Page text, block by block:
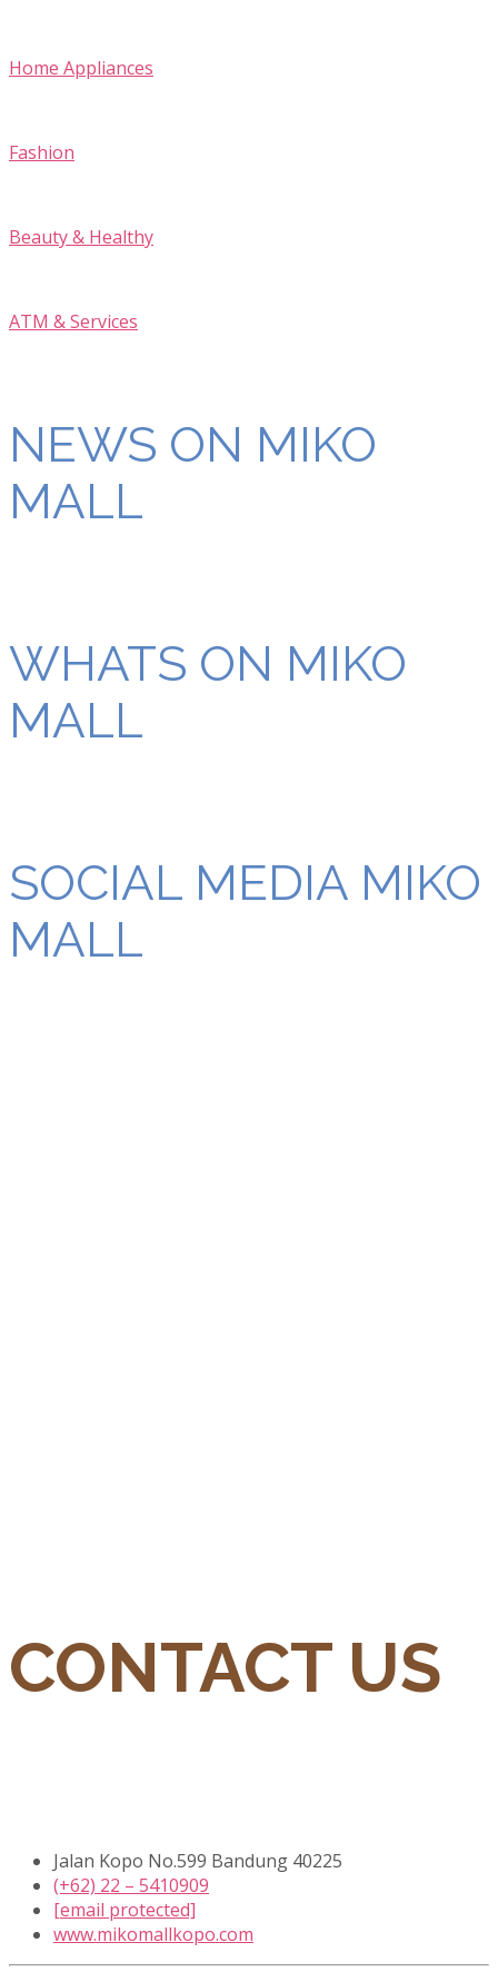
Home Appliances
Fashion
Beauty & Healthy
ATM & Services
NEWS ON MIKO
MALL
WHATS ON MIKO
MALL
SOCIAL MEDIA MIKO
MALL
CONTACT US
Jalan Kopo No.599 Bandung 40225
(+62) 22 – 5410909
[email protected]
www.mikomallkopo.com